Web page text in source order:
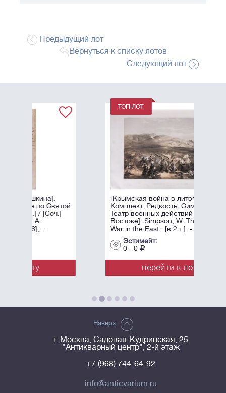
Предыдущий лот
Вернуться к списку лотов
Следующий лот
[Крымская война в литографиях.
Комплект. Редкость. Симпсон, У.
Театр военных действий на
Востоке]. Simpson, W. The Seat of
War in the East : [в 2 т.]. - Лондон: ...
перейти к лоту
Наверх
г. Москва, Садовая-Кудринская, 25
"Антикварный центр", 2-й этаж
+7 (968) 744-64-92
info@anticvarium.ru